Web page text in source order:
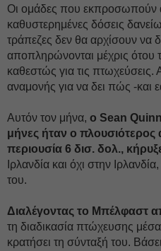
Οι ομάδες που εκπροσωπούν
καθυστερημένες δόσεις
τράπεζες δεν θα αρχίσουν να
αποπληρώνονται μέχρις ότου
καθεστώς για τις πτωχεύσεις.
αναμονής για να δει πώς -και
Αυτόν τον μήνα, ο Sean
μήνες ήταν ο πλουσιότερος
περιουσία 6 δισ. δολ.,
Ιρλανδία και όχι στην
του.
Διαλέγοντας το Μπέλφαστ
τη διαδικασία πτώχευσης
κρατήσει τη σύνταξή του.